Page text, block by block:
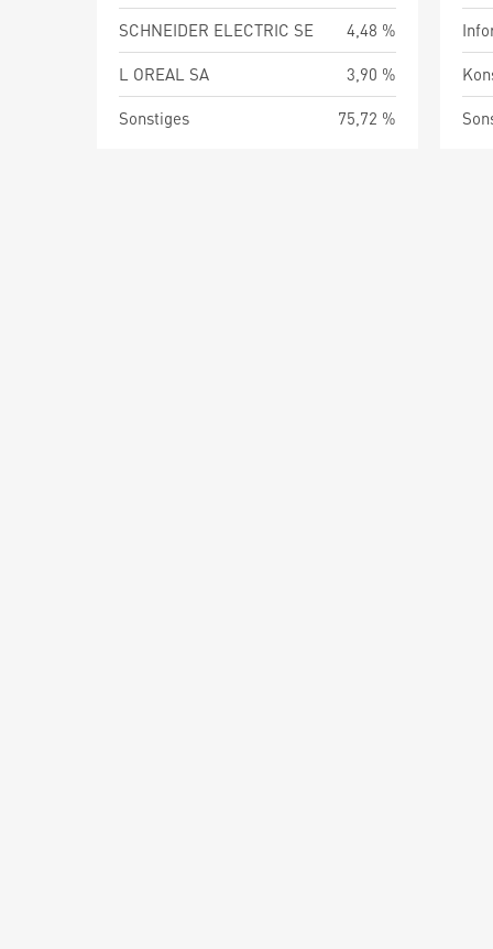
SCHNEIDER ELECTRIC SE
4,48 %
L OREAL SA
3,90 %
Sonstiges
75,72 %